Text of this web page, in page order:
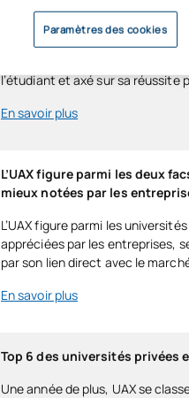
indicateurs clés de performance
Cette reconnaissance reflète
l’étudiant et axé sur sa réussite
En savoir plus
L’UAX figure parmi les deux
mieux notées par les
L’UAX figure parmi les
appréciées par les entreprises,
par son lien direct avec le
En savoir plus
Top 6 des universités privées
Une année de plus, UAX se
Paramètres des cookies